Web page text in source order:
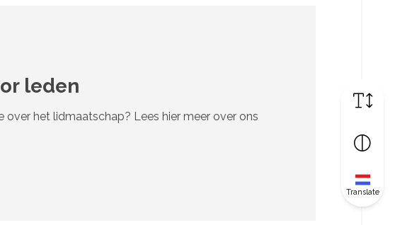
Translate
leden
over het lidmaatschap? Lees hier meer over ons